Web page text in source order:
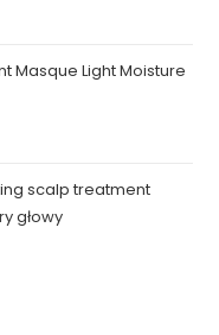
Masque Light Moisture
scalp treatment
głowy